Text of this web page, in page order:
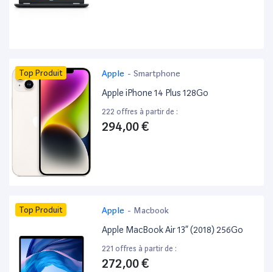
Top Produit Apple - Smartphone
Apple iPhone 14 Plus 128Go
222 offres à partir de :
294,00 €
Top Produit Apple - Macbook
Apple MacBook Air 13” (2018) 256Go
221 offres à partir de :
272,00 €